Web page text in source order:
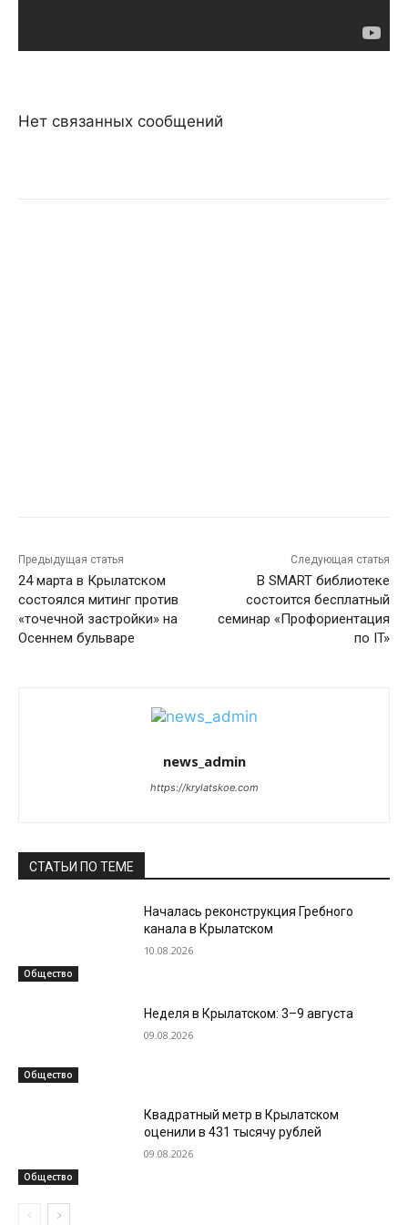
Нет связанных сообщений
Предыдущая статья
24 марта в Крылатском
состоялся митинг против
«точечной застройки» на
Осеннем бульваре
Следующая статья
В SMART библиотеке
состоится бесплатный
семинар «Профориентация
по IT»
news_admin
https://krylatskoe.com
СТАТЬИ ПО ТЕМЕ
Общество
Началась реконструкция Гребного
канала в Крылатском
10.08.2026
Общество
Неделя в Крылатском: 3–9 августа
09.08.2026
Общество
Квадратный метр в Крылатском
оценили в 431 тысячу рублей
09.08.2026